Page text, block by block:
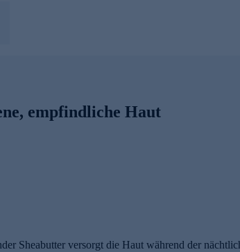
empfindliche Haut
Sheabutter versorgt die Haut während der